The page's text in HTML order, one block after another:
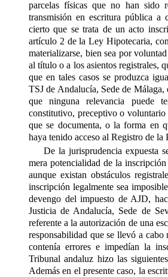
parcelas físicas que no han sido
transmisión en escritura pública a
cierto que se trata de un acto
artículo 2 de la Ley Hipotecaria,
materializarse, bien sea por
al título o a los asientos registrales,
que en tales casos se produzca
TSJ de Andalucía, Sede de
que ninguna relevancia puede
constitutivo, preceptivo o
que se documenta, o la forma en
haya tenido acceso al Registro de la
De la jurisprudencia expuesta
mera potencialidad de la
aunque existan obstáculos
inscripción legalmente sea
devengo del impuesto de AJD,
Justicia de Andalucía, Sede de
referente a la autorización de una
responsabilidad que se llevó a
contenía errores e impedían la
Tribunal andaluz hizo las
Además en el presente caso, la